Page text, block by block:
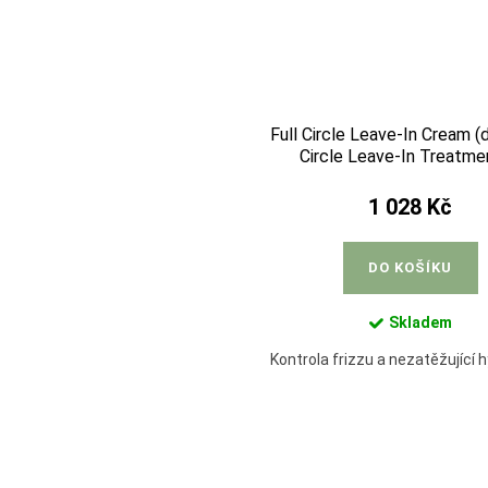
Full Circle Leave-In Cream
Circle Leave-In
1 028 Kč
DO KOŠÍKU
Skladem
Kontrola frizzu a nezatěžující